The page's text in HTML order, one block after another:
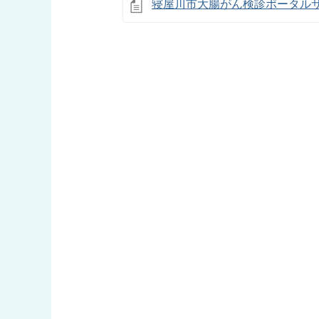
寝屋川市大腸がん検診ポータル